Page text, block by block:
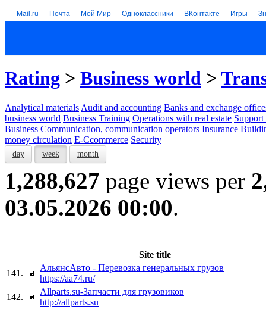
Mail.ru Почта Мой Мир Одноклассники ВКонтакте Игры
Rating > Business world >
Analytical materials Audit and accounting Banks and exchange
business world Business Training Operations with real estate Support
Business Communication, communication operators Insurance
money circulation E-Ccommerce Security
day week month
1,288,627 page views per
03.05.2026 00:00.
Site title
141.
АльянсАвто - Перевозка генеральных грузов
https://aa74.ru/
142.
Allparts.su-Запчасти для грузовиков
http://allparts.su